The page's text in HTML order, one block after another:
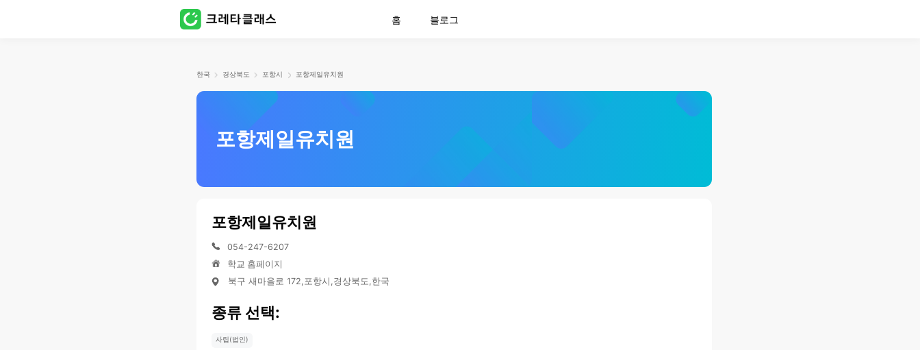
홈 블로그
한국 경상북도 포항시 포항제일유치원
포항제일유치원
포항제일유치원
054-247-6207
학교 홈페이지
북구 새마을로 172,포항시,경상북도,한국
종류 선택:
사립(법인)